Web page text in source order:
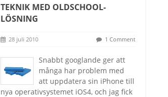
TEKNIK MED OLDSCHOOL-
LÖSNING
28 juli 2010 1 Comment
Snabbt googlande ger att
många har problem med
att uppdatera sin iPhone till
nya operativsystemet iOS4, och jag fick